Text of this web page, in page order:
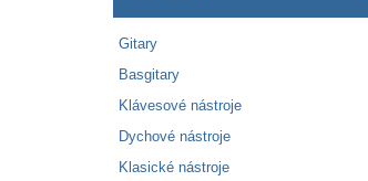
Gitary
Basgitary
Klávesové nástroje
Dychové nástroje
Klasické nástroje